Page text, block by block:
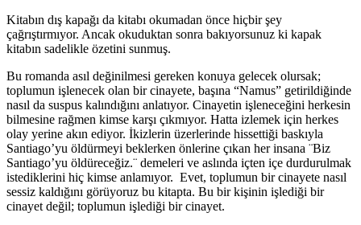
Kitabın dış kapağı da kitabı okumadan önce hiçbir şey
çağrıştırmıyor. Ancak okuduktan sonra bakıyorsunuz ki kapak
kitabın sadelikle özetini sunmuş.
Bu romanda asıl değinilmesi gereken konuya gelecek olursak;
toplumun işlenecek olan bir cinayete, başına “Namus” getirildiğinde
nasıl da suspus kalındığını anlatıyor. Cinayetin işleneceğini herkesin
bilmesine rağmen kimse karşı çıkmıyor. Hatta izlemek için herkes
olay yerine akın ediyor. İkizlerin üzerlerinde hissettiği baskıyla
Santiago’yu öldürmeyi beklerken önlerine çıkan her insana ¨Biz
Santiago’yu öldüreceğiz.¨ demeleri ve aslında içten içe durdurulmak
istediklerini hiç kimse anlamıyor. Evet, toplumun bir cinayete nasıl
sessiz kaldığını görüyoruz bu kitapta. Bu bir kişinin işlediği bir
cinayet değil; toplumun işlediği bir cinayet.